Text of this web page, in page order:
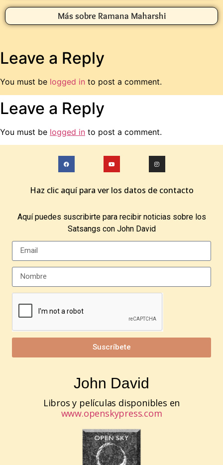
Más sobre Ramana Maharshi
Leave a Reply
You must be logged in to post a comment.
Leave a Reply
You must be logged in to post a comment.
Haz clic aquí para ver los datos de contacto
Aquí puedes suscribirte para recibir noticias sobre los
Satsangs con John David
Suscríbete
John David
Libros y películas disponibles en
www.openskypress.com